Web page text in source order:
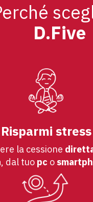
D.Five
Risparmi stress
la cessione
, dal tuo pc o